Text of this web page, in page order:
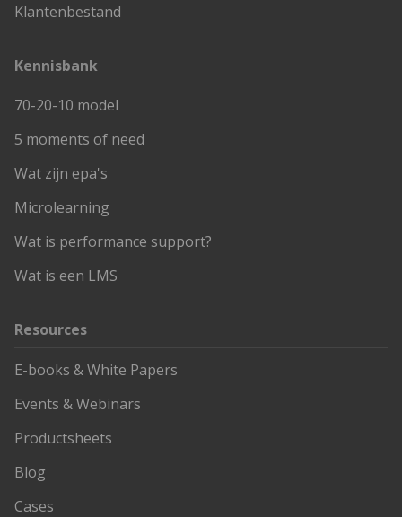
Klantenbestand
Kennisbank
70-20-10 model
5 moments of need
Wat zijn epa's
Microlearning
Wat is performance support?
Wat is een LMS
Resources
E-books & White Papers
Events & Webinars
Productsheets
Blog
Cases